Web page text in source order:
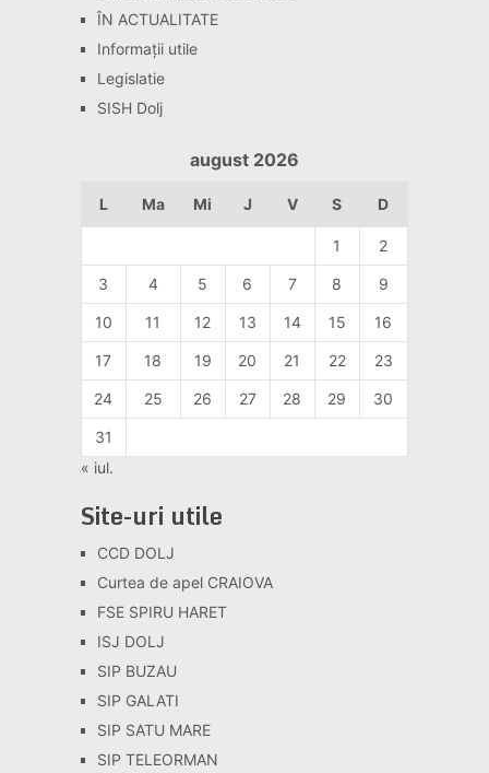
ÎN ACTUALITATE
Informaţii utile
Legislatie
SISH Dolj
august 2026
L Ma Mi J V S D
1 2
3 4 5 6 7 8 9
10 11 12 13 14 15 16
17 18 19 20 21 22 23
24 25 26 27 28 29 30
31
« iul.
Site-uri utile
CCD DOLJ
Curtea de apel CRAIOVA
FSE SPIRU HARET
ISJ DOLJ
SIP BUZAU
SIP GALATI
SIP SATU MARE
SIP TELEORMAN